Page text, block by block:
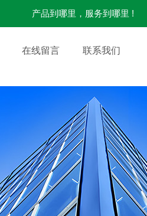
产品到哪里，服务到哪里 !
在线留言 联系我们